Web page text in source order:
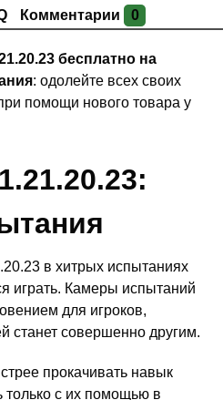
Комментарии 0
бесплатно на
: одолейте всех своих
помощи нового товара у
в хитрых испытаниях
играть. Камеры испытаний
для игроков,
станет совершенно другим.
прокачивать навык
только с их помощью в